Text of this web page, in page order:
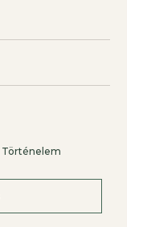
Történelem